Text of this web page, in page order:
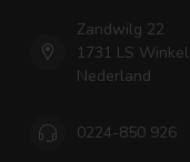
Zandwilg 22
1731 LS Winkel
Nederland
0224-850 926